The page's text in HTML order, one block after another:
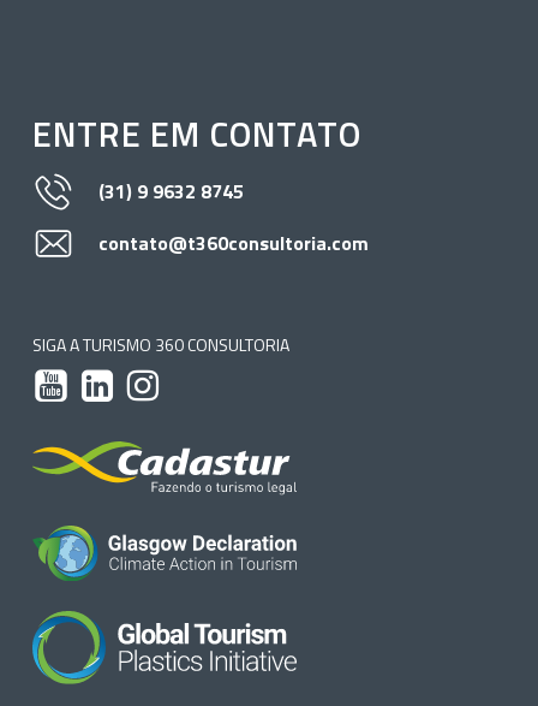
ENTRE EM CONTATO
(31) 9 9632 8745
contato@t360consultoria.com
SIGA A TURISMO 360 CONSULTORIA